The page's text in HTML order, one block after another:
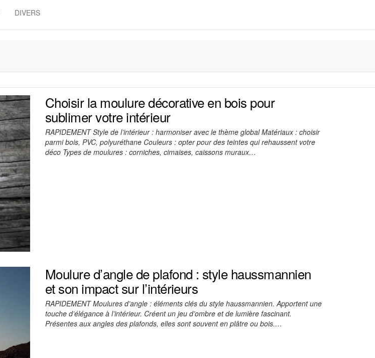
DIVERS
Choisir la moulure décorative en bois pour
sublimer votre intérieur
RAPIDEMENT Style de l’intérieur : harmoniser avec le thème global Matériaux : choisir
parmi bois, PVC, polyuréthane Couleurs : opter pour des teintes qui rehaussent votre
déco Types de moulures : corniches, cimaises, caissons muraux…
Moulure d’angle de plafond : style haussmannien
et son impact sur l’intérieurs
RAPIDEMENT Moulures d’angle : éléments clés du style haussmannien. Apportent une
touche d’élégance à l’intérieur. Créent un jeu d’ombre et de lumière fascinant.
Présentes aux angles des plafonds, elles sont souvent en plâtre ou bois.…